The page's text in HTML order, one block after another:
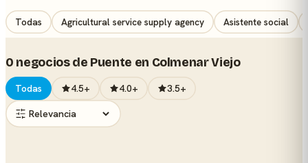
Todas Agricultural service supply agency Asistente social
0 negocios de Puente en Colmenar Viejo
Todas 4.5+ 4.0+ 3.5+